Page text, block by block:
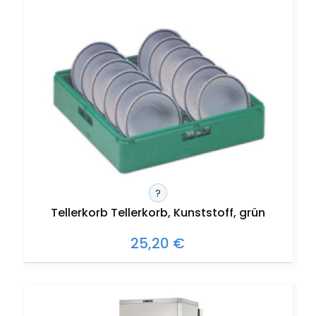
?
Tellerkorb Tellerkorb, Kunststoff, grün
25,20 €